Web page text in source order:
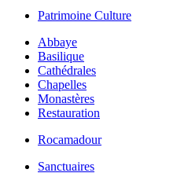
Patrimoine Culture
Abbaye
Basilique
Cathédrales
Chapelles
Monastères
Restauration
Rocamadour
Sanctuaires